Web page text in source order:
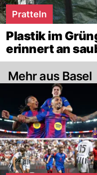
Pratteln
Plastik im
erinnert an
Mehr aus Basel